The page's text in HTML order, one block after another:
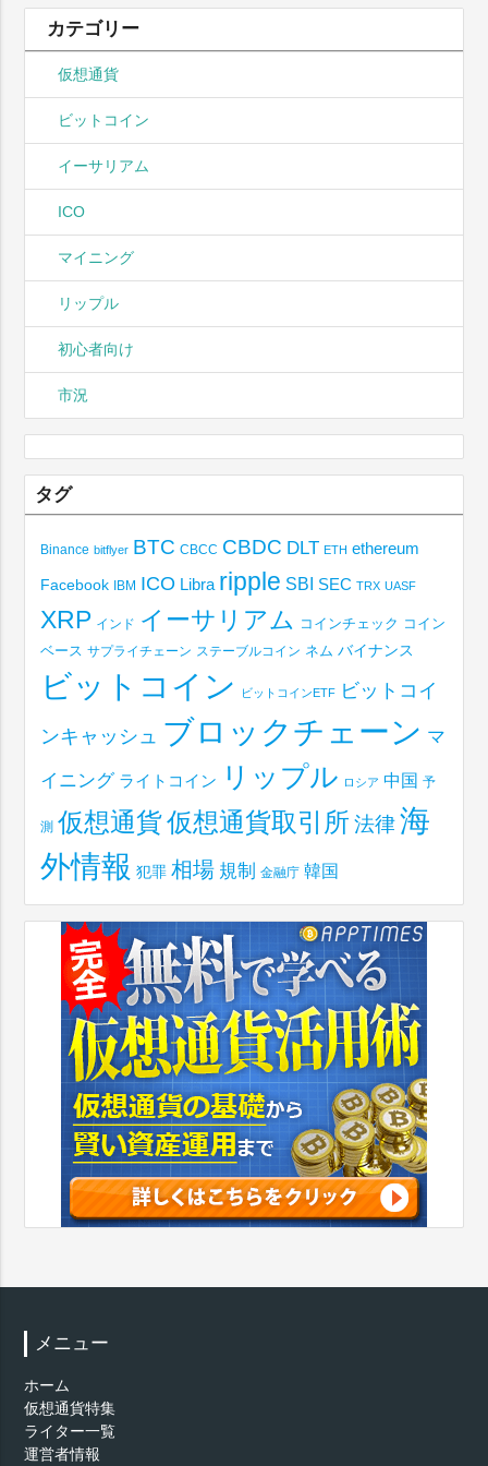
カテゴリー
仮想通貨
ビットコイン
イーサリアム
ICO
マイニング
リップル
初心者向け
市況
タグ
Binance bitflyer BTC CBCC CBDC DLT ETH ethereum
Facebook IBM ICO Libra ripple SBI SEC TRX UASF
XRP インド イーサリアム コインチェック コイン
ベース サプライチェーン ステーブルコイン ネム バイナンス
ビットコイン ビットコインETF ビットコイ
ンキャッシュ ブロックチェーン マ
イニング ライトコイン リップル ロシア 中国 予
測 仮想通貨仮想通貨取引所 法律 海
外情報 犯罪 相場 規制 金融庁 韓国
メニュー
ホーム
仮想通貨特集
ライター一覧
運営者情報